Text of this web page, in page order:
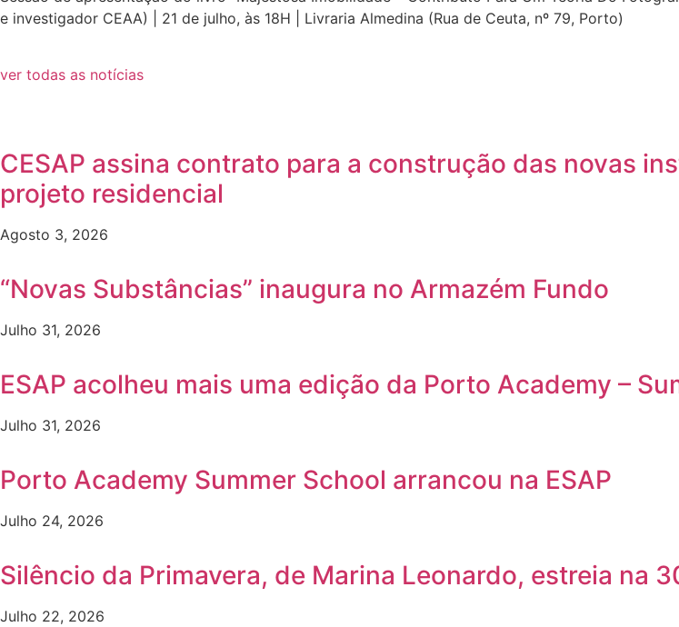
e investigador CEAA) | 21 de julho, às 18H | Livraria Almedina (Rua de Ceuta, nº 79, Porto)
ver todas as notícias
CESAP assina contrato para a construção das novas
projeto residencial
Agosto 3, 2026
“Novas Substâncias” inaugura no Armazém Fundo
Julho 31, 2026
ESAP acolheu mais uma edição da Porto Academy –
Julho 31, 2026
Porto Academy Summer School arrancou na ESAP
Julho 24, 2026
Silêncio da Primavera, de Marina Leonardo, estreia na
Julho 22, 2026